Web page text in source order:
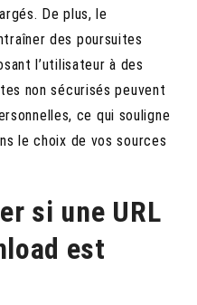
De plus, le
des poursuites
l’utilisateur à des
non sécurisés peuvent
ce qui souligne
le choix de vos sources
si une URL
est